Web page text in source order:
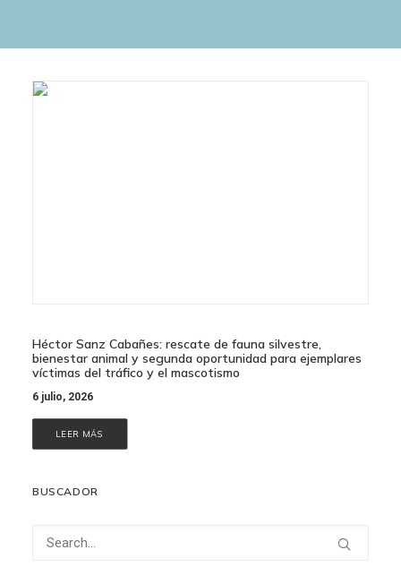
Héctor Sanz Cabañes: rescate de fauna silvestre,
bienestar animal y segunda oportunidad para ejemplares
víctimas del tráfico y el mascotismo
6 julio, 2026
LEER MÁS
BUSCADOR